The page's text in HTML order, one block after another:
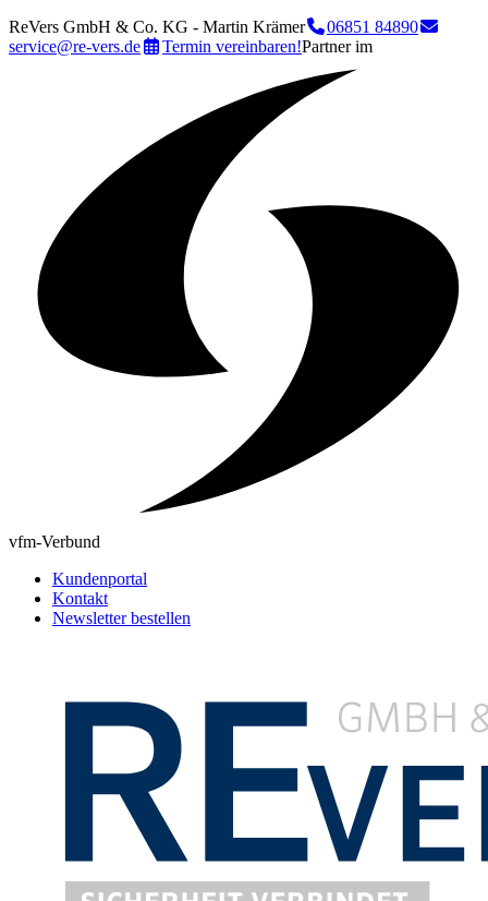
ReVers GmbH & Co. KG - Martin Krämer
06851 84890
service@re-vers.de
Termin vereinbaren!Partner im
vfm-Verbund
Kundenportal
Kontakt
Newsletter bestellen